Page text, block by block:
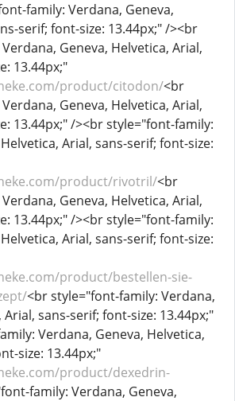
family: Verdana, Geneva,
serif; font-size: 13.44px;" /><br
Geneva, Helvetica, Arial,
13.44px;"
product/citodon/<br
Geneva, Helvetica, Arial,
13.44px;" /><br style="font-family:
Arial, sans-serif; font-size:
product/rivotril/<br
Geneva, Helvetica, Arial,
13.44px;" /><br style="font-family:
Arial, sans-serif; font-size:
product/bestellen-sie-
<br style="font-family: Verdana,
Arial, sans-serif; font-size: 13.44px;"
Verdana, Geneva, Helvetica,
size: 13.44px;"
product/dexedrin-
family: Verdana, Geneva,